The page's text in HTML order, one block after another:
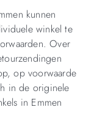
kunnen
winkel te
Over
op voorwaarde
in de originele
in Emmen